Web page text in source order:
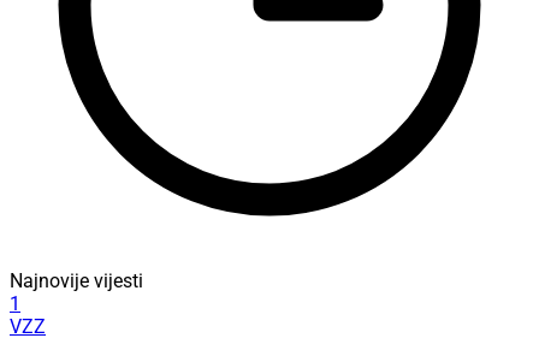
Najnovije vijesti
1
VZZ